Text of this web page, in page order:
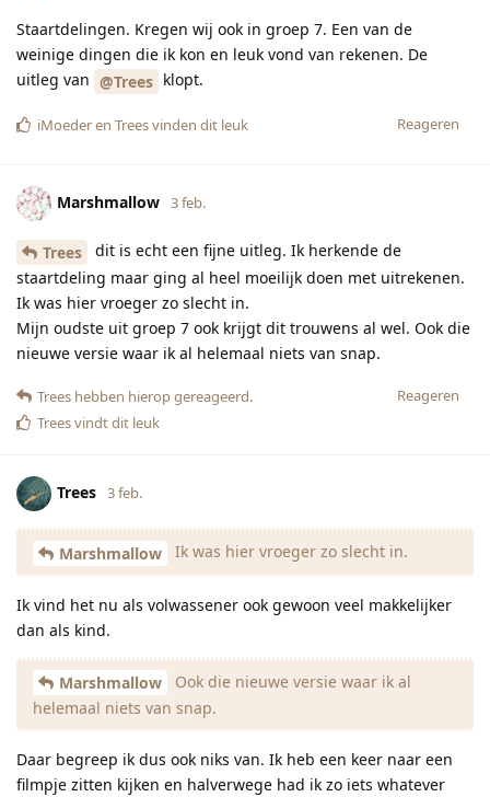
Staartdelingen. Kregen wij ook in groep 7. Een van de
weinige dingen die ik kon en leuk vond van rekenen. De
uitleg van @Trees klopt.
Reageren
iMoederen Treesvinden dit leuk
Marshmallow 3 feb.
Trees
dit is echt een fijne uitleg. Ik herkende de
staartdeling maar ging al heel moeilijk doen met uitrekenen.
Ik was hier vroeger zo slecht in.
Mijn oudste uit groep 7 ook krijgt dit trouwens al wel. Ook die
nieuwe versie waar ik al helemaal niets van snap.
Reageren
Trees hebben hierop gereageerd.
Treesvindt dit leuk
Trees 3 feb.
Marshmallow Ik was hier vroeger zo slecht in.
Ik vind het nu als volwassener ook gewoon veel makkelijker
dan als kind.
Marshmallow
Ook die nieuwe versie waar ik al
helemaal niets van snap.
Daar begreep ik dus ook niks van. Ik heb een keer naar een
filmpje zitten kijken en halverwege had ik zo iets whatever